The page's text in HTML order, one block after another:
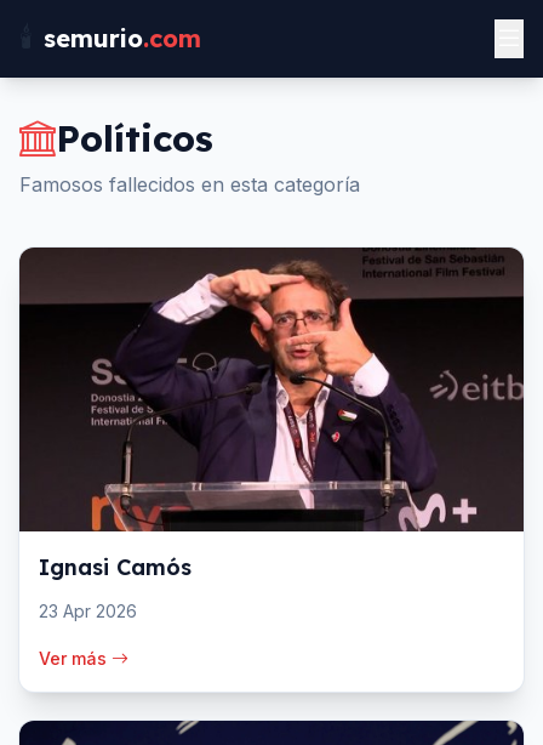
semurio.com
Políticos
Famosos fallecidos en esta categoría
Ignasi Camós
23 Apr 2026
Ver más